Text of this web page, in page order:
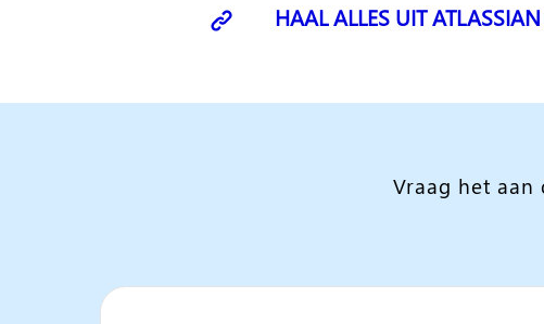
HAAL ALLES UIT ATLASSIAN
Vraag het aan